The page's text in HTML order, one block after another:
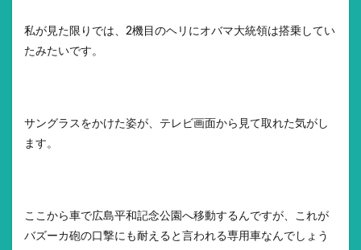
私が見た限りでは、2機目のヘリにオバマ大統領は搭乗してい
たみたいです。
サングラスをかけた姿が、テレビ画面から見て取れた気がし
ます。
ここから車で広島平和記念公園へ移動するんですが、これが
バズーカ砲の口撃にも耐えると言われる専用車なんでしょう